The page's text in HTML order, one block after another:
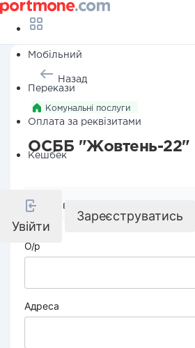
Мобільний
Перекази
Оплата за реквізитами
Кешбек
Увійти
Зареєструватись
Назад
Комунальні послуги
ОСББ "Жовтень-22"
Реквізити компанії
О/р
Адреса